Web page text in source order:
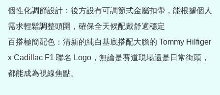
個性化調節設計：後方設有可調節式金屬扣帶，能根據個人
需求輕鬆調整頭圍，確保全天候配戴舒適穩定
百搭極簡配色：清新的純白基底搭配大膽的 Tommy Hilfiger
x Cadillac F1 聯名 Logo，無論是賽道現場還是日常街頭，
都能成為視線焦點。